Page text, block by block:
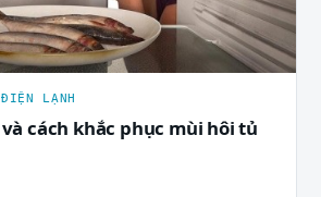
LẠNH
cách khắc phục mùi hôi tủ